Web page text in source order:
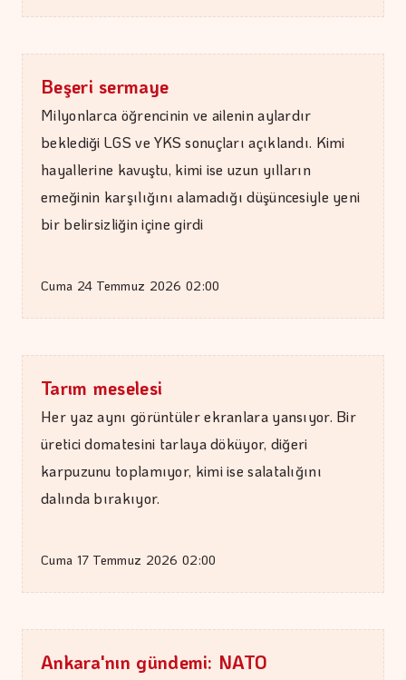
Beşeri sermaye
Milyonlarca öğrencinin ve ailenin aylardır
beklediği LGS ve YKS sonuçları açıklandı. Kimi
hayallerine kavuştu, kimi ise uzun yılların
emeğinin karşılığını alamadığı düşüncesiyle yeni
bir belirsizliğin içine girdi
Cuma 24 Temmuz 2026 02:00
Tarım meselesi
Her yaz aynı görüntüler ekranlara yansıyor. Bir
üretici domatesini tarlaya döküyor, diğeri
karpuzunu toplamıyor, kimi ise salatalığını
dalında bırakıyor.
Cuma 17 Temmuz 2026 02:00
Ankara'nın gündemi: NATO
Nefes, agni ve içsel denge